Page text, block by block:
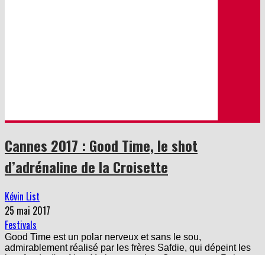
Cannes 2017 : Good Time, le shot
d’adrénaline de la Croisette
25 mai 2017
Festivals
Good Time est un polar nerveux et sans le sou,
admirablement réalisé par les frères Safdie, qui dépeint les
bas-fonds d'un New York scorsesien. On y retrouve Robert